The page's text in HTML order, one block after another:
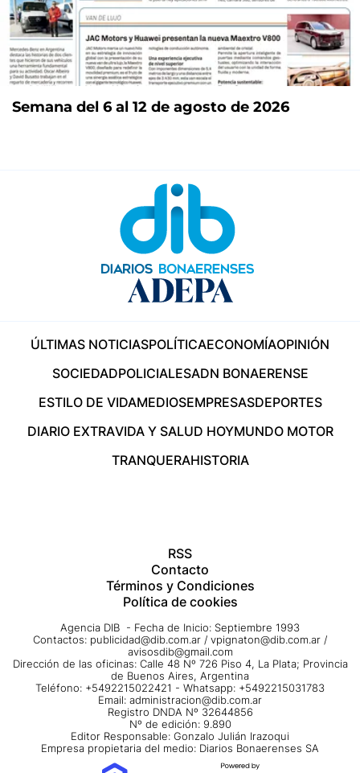
Semana del 6 al 12 de agosto de 2026
ÚLTIMAS NOTICIASPOLÍTICAECONOMÍAOPINIÓN
SOCIEDADPOLICIALESADN BONAERENSE
ESTILO DE VIDAMEDIOSEMPRESASDEPORTES
DIARIO EXTRAVIDA Y SALUD HOYMUNDO MOTOR
TRANQUERAHISTORIA
RSS
Contacto
Términos y Condiciones
Política de cookies
Agencia DIB - Fecha de Inicio: Septiembre 1993
Contactos: publicidad@dib.com.ar / vpignaton@dib.com.ar /
avisosdib@gmail.com
Dirección de las oficinas: Calle 48 Nº 726 Piso 4, La Plata; Provincia
de Buenos Aires, Argentina
Teléfono: +5492215022421 - Whatsapp: +5492215031783
Email: administracion@dib.com.ar
Registro DNDA Nº 32644856
Nº de edición: 9.890
Editor Responsable: Gonzalo Julián Irazoqui
Empresa propietaria del medio: Diarios Bonaerenses SA